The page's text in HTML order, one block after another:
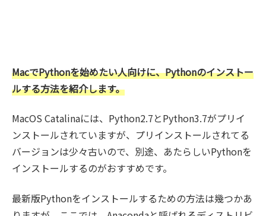
MacでPythonを始めたい人向けに、Pythonのインストー
ルする方法を紹介します。
MacOS Catalinaには、Python2.7とPython3.7がプリイ
ンストールされていますが、プリインストールされてる
バージョンは少々古いので、別途、あたらしいPythonを
インストールするのがおすすめです。
最新版Pythonをインストールするための方法は幾つかあ